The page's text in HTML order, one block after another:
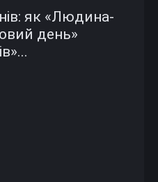
як «Людина-
день»